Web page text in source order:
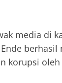
media di
korupsi